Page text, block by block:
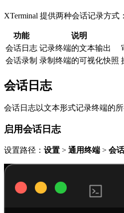
XTerminal 提供两种会话记录方式：
功能 说明
会话日志 记录终端的文本输出
会话录制 录制终端的可视化快照
会话日志
会话日志以文本形式记录终端的所
启用会话日志
设置路径： 设置 > 通用终端 > 会